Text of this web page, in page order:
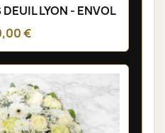
LYON - ENVOL
€